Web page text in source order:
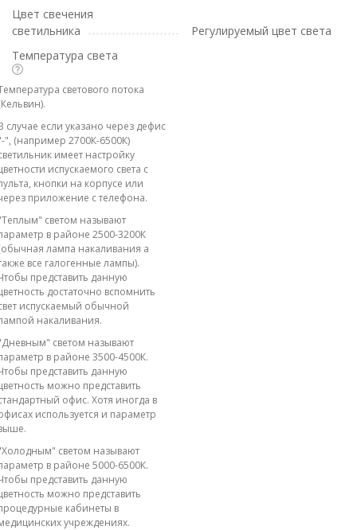
Цвет свечения
светильника
Регулируемый цвет света
Температура света
светового потока
случае если указано через дефис
", (например 2700К-6500К)
имеет настройку
испускаемого света с
кнопки на корпусе или
приложение с телефона.
светом называют
в районе 2500-3200К
лампа накаливания а
все галогенные лампы).
представить данную
достаточно вспомнить
испускаемый обычной
накаливания.
светом называют
в районе 3500-4500К.
представить данную
можно представить
офис. Хотя иногда в
используется и параметр
светом называют
в районе 5000-6500К.
представить данную
можно представить
кабинеты в
учреждениях.